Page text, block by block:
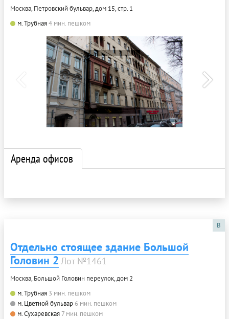
Москва, Петровский бульвар, дом 15, стр. 1
м. Трубная4 мин. пешком
Аренда офисов
B
Отдельно стоящее здание Большой
Головин 2 Лот №1461
Москва, Большой Головин переулок, дом 2
м. Трубная 3 мин. пешком
м. Цветной бульвар 6 мин. пешком
м. Сухаревская 7 мин. пешком